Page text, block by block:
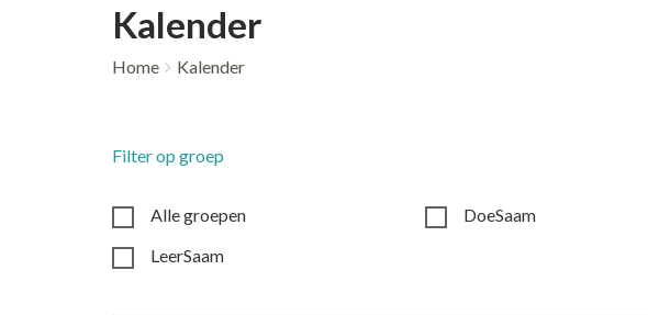
Kalender
Home Kalender
Filter op groep
Alle groepen
LeerSaam
DoeSaam